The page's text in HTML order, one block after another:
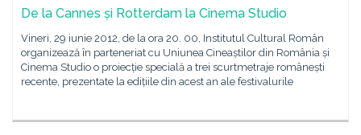
De la Cannes și Rotterdam la Cinema Studio
Vineri, 29 iunie 2012, de la ora 20. 00, Institutul Cultural Român
organizează în parteneriat cu Uniunea Cineaștilor din România și
Cinema Studio o proiecție specială a trei scurtmetraje românești
recente, prezentate la edițiile din acest an ale festivalurile